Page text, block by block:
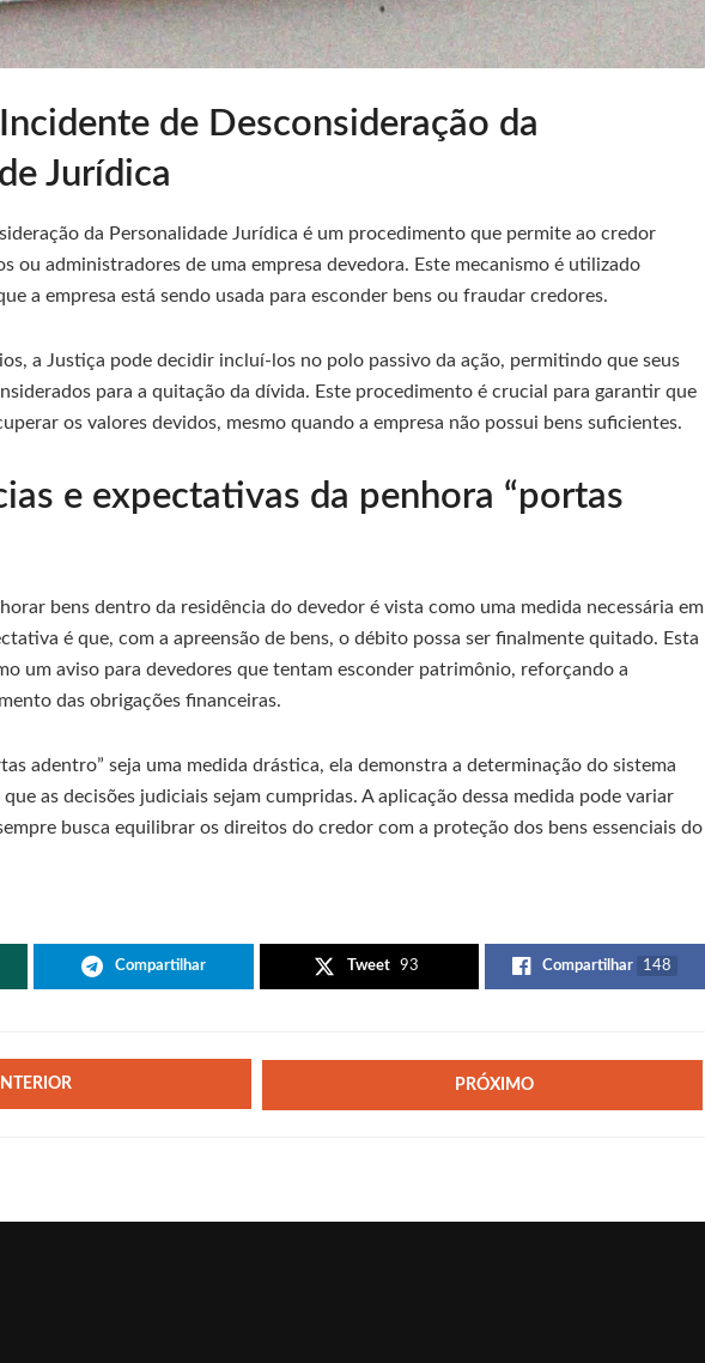
de Desconsideração da
Jurídica
da Personalidade Jurídica é um procedimento que permite ao credor
ou administradores de uma empresa devedora. Este mecanismo é utilizado
a empresa está sendo usada para esconder bens ou fraudar credores.
a Justiça pode decidir incluí-los no polo passivo da ação, permitindo que seus
para a quitação da dívida. Este procedimento é crucial para garantir que
os valores devidos, mesmo quando a empresa não possui bens suficientes.
e expectativas da penhora “portas
bens dentro da residência do devedor é vista como uma medida necessária em
é que, com a apreensão de bens, o débito possa ser finalmente quitado. Esta
um aviso para devedores que tentam esconder patrimônio, reforçando a
das obrigações financeiras.
adentro” seja uma medida drástica, ela demonstra a determinação do sistema
as decisões judiciais sejam cumpridas. A aplicação dessa medida pode variar
busca equilibrar os direitos do credor com a proteção dos bens essenciais do
Compartilhar Tweet 93 Compartilhar 148
PRÓXIMO